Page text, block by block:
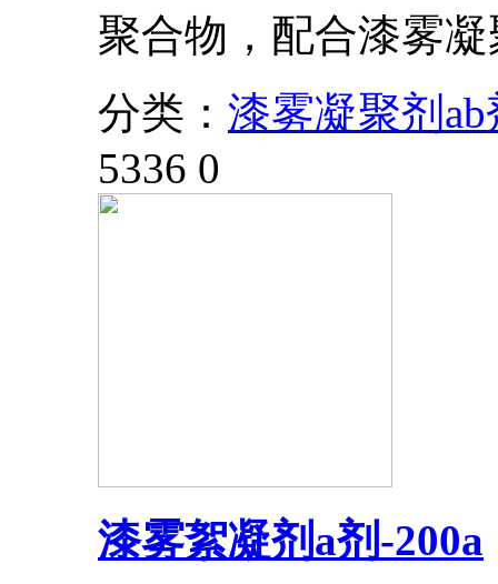
聚合物，配合漆雾
分类： 漆雾凝聚剂ab
5336 0
漆雾絮凝剂a剂-200a